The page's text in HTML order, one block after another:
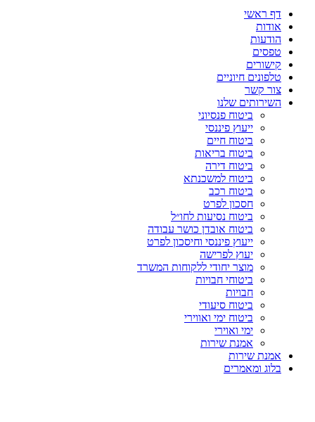
דף ראשי
אודות
הודעות
טפסים
קישורים
טלפונים חיוניים
צור קשר
השירותים שלנו
ביטוח פנסיוני
ייעוץ פיננסי
ביטוח חיים
ביטוח בריאות
ביטוח דירה
ביטוח למשכנתא
ביטוח רכב
חסכון לפרט
ביטוח נסיעות לחו״ל
ביטוח אובדן כושר עבודה
ייעוץ פיננסי וחיסכון לפרט
יעוץ לפרישה
מוצר יחודי ללקוחות המשרד
ביטוחי חבויות
חבויות
ביטוח סיעודי
ביטוח ימי ואווירי
ימי ואוירי
אמנת שירות
אמנת שירות
בלוג ומאמרים